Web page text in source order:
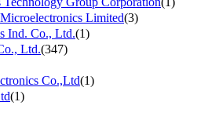
Limited(3)
Ind. Co., Ltd.(1)
Ltd.(347)
Co.,Ltd(1)
(1)